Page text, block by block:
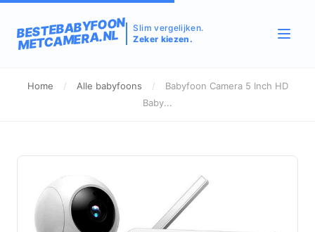
BESTEBABYFOON
METCAMERA.NL
Slim vergelijken.
Zeker kiezen.
Home / Alle babyfoons /
Babyfoon Camera 5 Inch HD
Baby...